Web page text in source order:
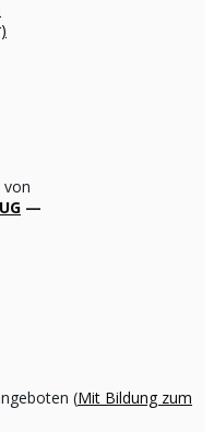
von
—
(Mit Bildung zum